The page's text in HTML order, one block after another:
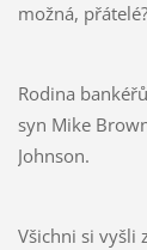
možná, přátelé?
Rodina
syn Mike
Johnson.
Všichni si vyšli